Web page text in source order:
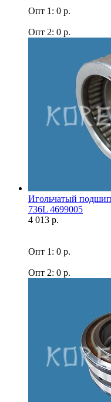
Опт 1: 0 р.
Опт 2: 0 р.
Игольчатый
736L 4699005
4 013 р.
Опт 1: 0 р.
Опт 2: 0 р.